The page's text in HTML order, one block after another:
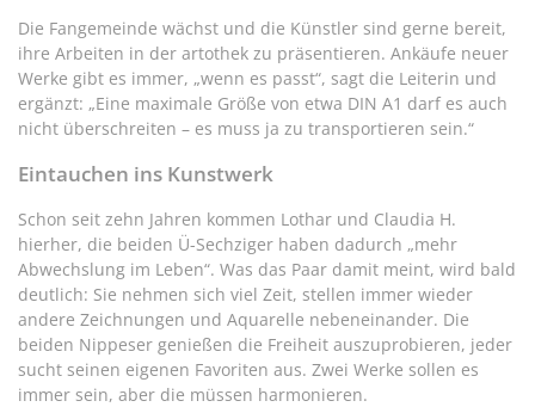
Die Fangemeinde wächst und die Künstler sind gerne bereit,
ihre Arbeiten in der artothek zu präsentieren. Ankäufe neuer
Werke gibt es immer, „wenn es passt“, sagt die Leiterin und
ergänzt: „Eine maximale Größe von etwa DIN A1 darf es auch
nicht überschreiten – es muss ja zu transportieren sein.“
Eintauchen ins Kunstwerk
Schon seit zehn Jahren kommen Lothar und Claudia H.
hierher, die beiden Ü-Sechziger haben dadurch „mehr
Abwechslung im Leben“. Was das Paar damit meint, wird bald
deutlich: Sie nehmen sich viel Zeit, stellen immer wieder
andere Zeichnungen und Aquarelle nebeneinander. Die
beiden Nippeser genießen die Freiheit auszuprobieren, jeder
sucht seinen eigenen Favoriten aus. Zwei Werke sollen es
immer sein, aber die müssen harmonieren.